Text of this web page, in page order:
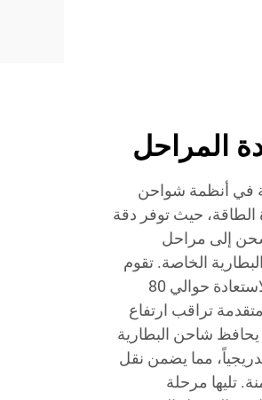
المراحل
في أنظمة شواحن
في إدارة الطاقة، حيث توفر دقة
إلى مراحل
الخاصة. تقوم
مرحلة الشحن الكثيف بتوصيل تيار عالٍ بشكل سريع لاستعادة حوالي 80
تراقب ارتفاع
يحافظ شاحن البطارية
تدريجياً، مما يضمن نقل
تليها مرحلة